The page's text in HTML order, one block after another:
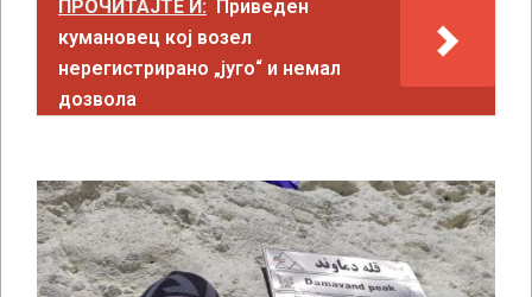
ПРОЧИТАЈТЕ И: Приведен
кумановец кој возел
нерегистрирано „југо“ и немал
дозвола